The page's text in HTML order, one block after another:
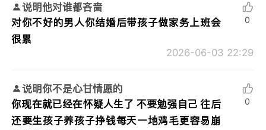
说明他对谁都吝啬
对你不好的男人你结婚后带孩子做家务上班会
很累
2026-06-03 22:29
0
说明你不是心甘情愿的
你现在就已经在怀疑人生了 不要勉强自己 往后
还要生孩子养孩子挣钱每天一地鸡毛更容易崩
0